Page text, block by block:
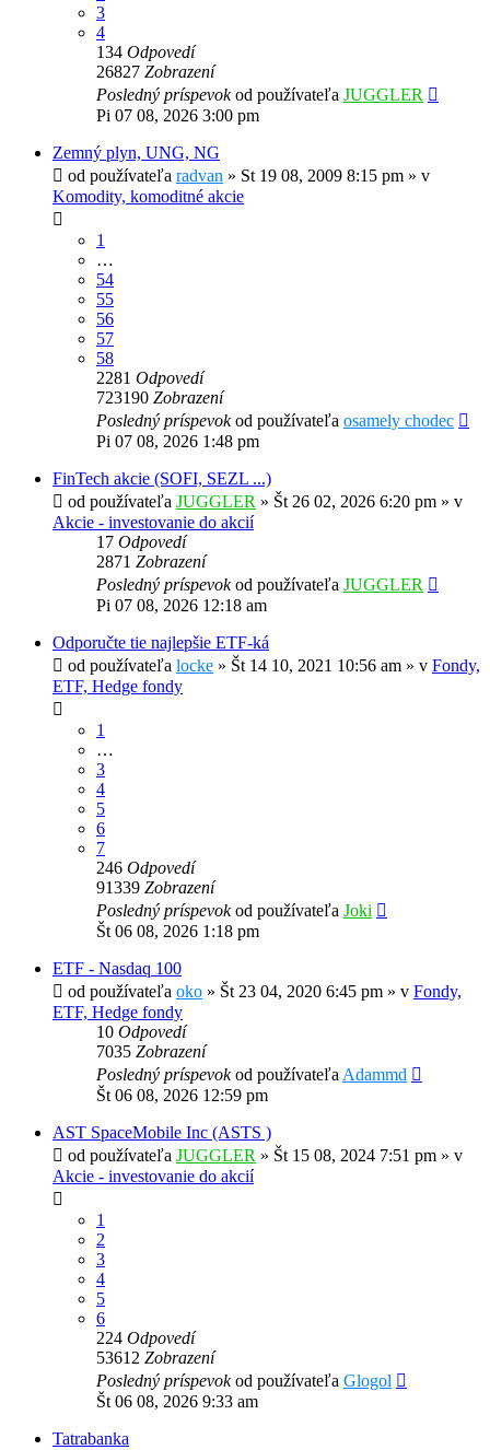
3
4
134 Odpovedí
26827 Zobrazení
Posledný príspevokod používateľa JUGGLER
Pi 07 08, 2026 3:00 pm
Zemný plyn, UNG, NG
od používateľa radvan » St 19 08, 2009 8:15 pm » v
Komodity, komoditné akcie
1
…
54
55
56
57
58
2281 Odpovedí
723190 Zobrazení
Posledný príspevokod používateľa osamely chodec
Pi 07 08, 2026 1:48 pm
FinTech akcie (SOFI, SEZL ...)
od používateľa JUGGLER » Št 26 02, 2026 6:20 pm » v
Akcie - investovanie do akcií
17 Odpovedí
2871 Zobrazení
Posledný príspevokod používateľa JUGGLER
Pi 07 08, 2026 12:18 am
Odporučte tie najlepšie ETF-ká
od používateľa locke » Št 14 10, 2021 10:56 am » v Fondy,
ETF, Hedge fondy
1
…
3
4
5
6
7
246 Odpovedí
91339 Zobrazení
Posledný príspevokod používateľa Joki
Št 06 08, 2026 1:18 pm
ETF - Nasdaq 100
od používateľa oko » Št 23 04, 2020 6:45 pm » v Fondy,
ETF, Hedge fondy
10 Odpovedí
7035 Zobrazení
Posledný príspevokod používateľaAdammd
Št 06 08, 2026 12:59 pm
AST SpaceMobile Inc (ASTS )
od používateľa JUGGLER » Št 15 08, 2024 7:51 pm » v
Akcie - investovanie do akcií
1
2
3
4
5
6
224 Odpovedí
53612 Zobrazení
Posledný príspevokod používateľa Glogol
Št 06 08, 2026 9:33 am
Tatrabanka